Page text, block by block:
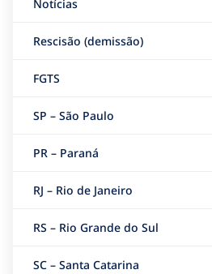
Notícias
Rescisão (demissão)
FGTS
SP – São Paulo
PR – Paraná
RJ – Rio de Janeiro
RS – Rio Grande do Sul
SC – Santa Catarina